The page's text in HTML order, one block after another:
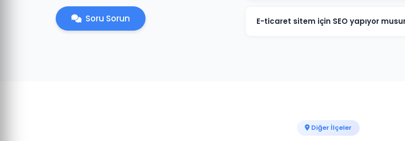
Soru Sorun
üretiyoruz. İçeriklerimiz hem okuyucuya
E-ticaret sitem için SEO yapıyor
Diğer İlçeler